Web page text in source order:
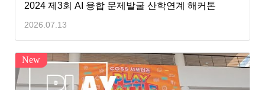
2024 제3회 AI 융합 문제발굴 산학연계 해커톤
2026.07.13
New